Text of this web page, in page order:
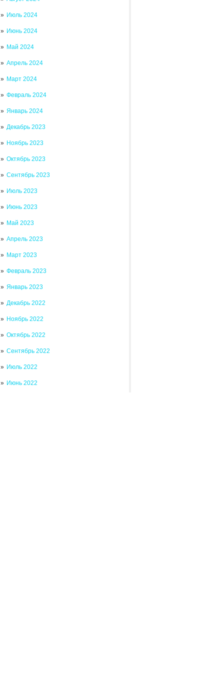
Июль 2024
Июнь 2024
Май 2024
Апрель 2024
Март 2024
Февраль 2024
Январь 2024
Декабрь 2023
Ноябрь 2023
Октябрь 2023
Сентябрь 2023
Июль 2023
Июнь 2023
Май 2023
Апрель 2023
Март 2023
Февраль 2023
Январь 2023
Декабрь 2022
Ноябрь 2022
Октябрь 2022
Сентябрь 2022
Июль 2022
Июнь 2022